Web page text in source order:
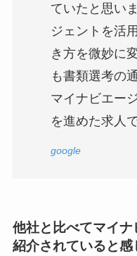
ていたと思い
ジェントを活
き方を微妙に
も書類選考の
マイナビエー
を進めた求人
google
他社と比べてマイ
紹介されていると